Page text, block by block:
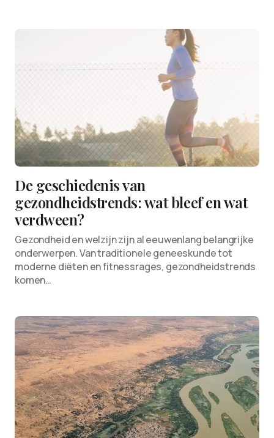
De geschiedenis van
gezondheidstrends: wat bleef en wat
verdween?
Gezondheid en welzijn zijn al eeuwenlang belangrijke
onderwerpen. Van traditionele geneeskunde tot
moderne diëten en fitnessrages, gezondheidstrends
komen…